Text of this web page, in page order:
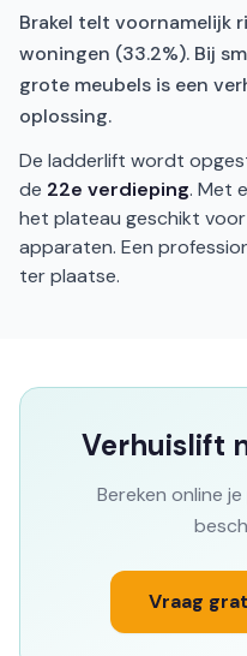
Brakel telt voornamelijk
woningen (33.2%). Bij
grote meubels is een
oplossing.
De ladderlift wordt
de 22e verdieping. Met
het plateau geschikt
apparaten. Een
ter plaatse.
Verhuislift
Bereken online
Vraag